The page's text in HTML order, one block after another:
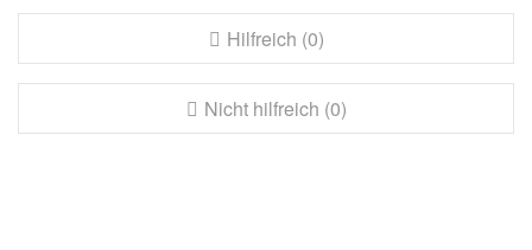
Hilfreich (0)
Nicht hilfreich (0)